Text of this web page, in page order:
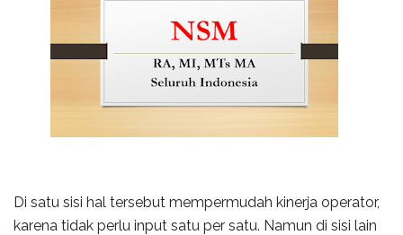
Di satu sisi hal tersebut mempermudah kinerja operator,
karena tidak perlu input satu per satu. Namun di sisi lain